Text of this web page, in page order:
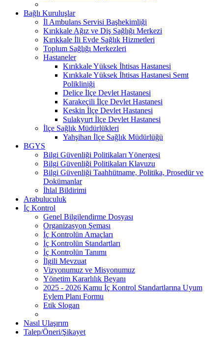
Bağlı Kuruluşlar
İl Ambulans Servisi Başhekimliği
Kırıkkale Ağız ve Diş Sağlığı Merkezi
Kırıkkale İli Evde Sağlık Hizmetleri
Toplum Sağlığı Merkezleri
Hastaneler
Kırıkkale Yüksek İhtisas Hastanesi
Kırıkkale Yüksek İhtisas Hastanesi Semt
Polikliniği
Delice İlçe Devlet Hastanesi
Karakeçili İlçe Devlet Hastanesi
Keskin İlçe Devlet Hastanesi
Sulakyurt İlçe Devlet Hastanesi
İlçe Sağlık Müdürlükleri
Yahşihan İlçe Sağlık Müdürlüğü
BGYS
Bilgi Güvenliği Politikaları Yönergesi
Bilgi Güvenliği Politikaları Klavuzu
Bilgi Güvenliği Taahhütname, Politika, Prosedür ve
Dokümanlar
İhlal Bildirimi
Arabuluculuk
İç Kontrol
Genel Bilgilendirme Dosyası
Organizasyon Şeması
İç Kontrolün Amaçları
İç Kontrolün Standartları
İç Kontrolün Tanımı
İlgili Mevzuat
Vizyonumuz ve Misyonumuz
Yönetim Kararlılık Beyanı
2025 - 2026 Kamu İç Kontrol Standartlarına Uyum
Eylem Planı Formu
Etik Slogan
Nasıl Ulaşırım
Talep/Öneri/Şikayet